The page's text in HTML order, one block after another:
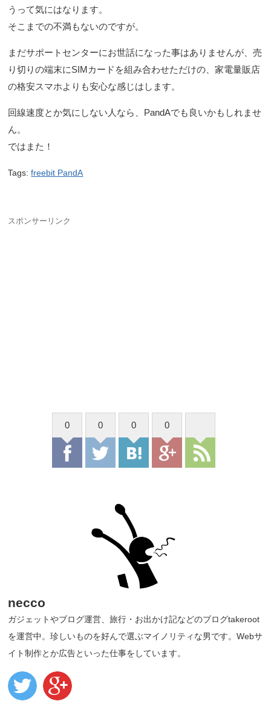
うって気にはなります。
そこまでの不満もないのですが。
まだサポートセンターにお世話になった事はありませんが、売
り切りの端末にSIMカードを組み合わせただけの、家電量販店
の格安スマホよりも安心な感じはします。
回線速度とか気にしない人なら、PandAでも良いかもしれませ
ん。
ではまた！
Tags:freebit PandA
スポンサーリンク
0 0 0 0
necco
ガジェットやブログ運営、旅行・お出かけ記などのブログtakeroot
を運営中。珍しいものを好んで選ぶマイノリティな男です。Webサ
イト制作とか広告といった仕事をしています。